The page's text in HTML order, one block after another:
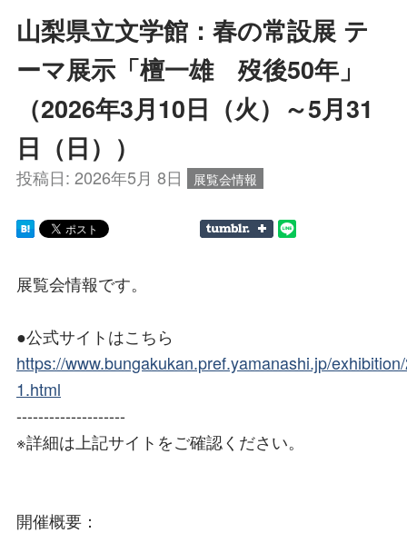
山梨県立文学館：春の常設展 テ
ーマ展示「檀一雄 歿後50年」
（2026年3月10日（火）～5月31
日（日））
投稿日: 2026年5月 8日 展覧会情報
展覧会情報です。
●公式サイトはこちら
https://www.bungakukan.pref.yamanashi.jp/
1.html
--------------------
※詳細は上記サイトをご確認ください。
開催概要：